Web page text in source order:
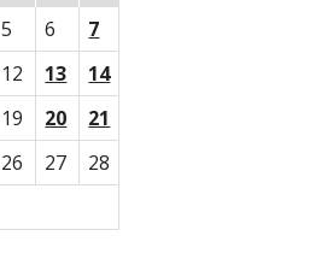
5 6
7
12 13
14
19 20
21
26 27
28